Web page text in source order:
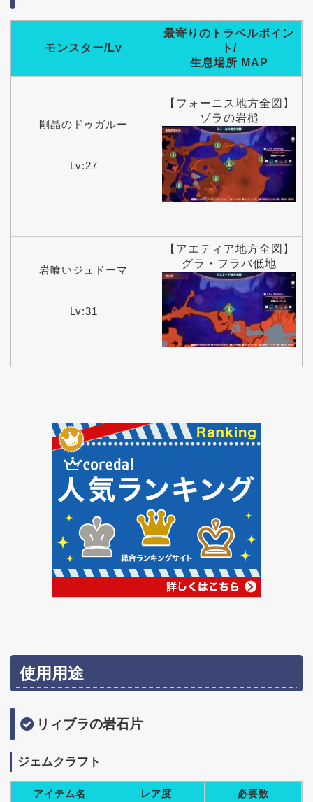
モンスター/Lv
最寄りのトラベルポイン
ト/
生息場所 MAP
剛晶のドゥガルー
Lv:27
【フォーニス地方全図】
ゾラの岩槌
岩喰いジュドーマ
Lv:31
【アエティア地方全図】
グラ・フラバ低地
使用用途
リィブラの岩石片
ジェムクラフト
アイテム名 レア度 必要数